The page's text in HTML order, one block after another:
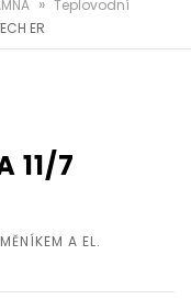
» Teplovodní
ER
11/7
A EL.